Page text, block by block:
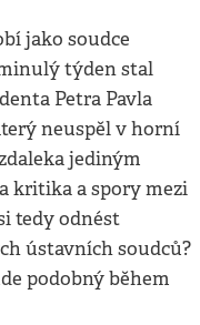
jako soudce
týden stal
Petra Pavla
neuspěl v horní
jediným
kritika a spory mezi
tedy odnést
ústavních soudců?
podobný během